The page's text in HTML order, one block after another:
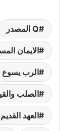
Q المصدر
الايمان
الرب يسوع
الصلب
العهد القديم